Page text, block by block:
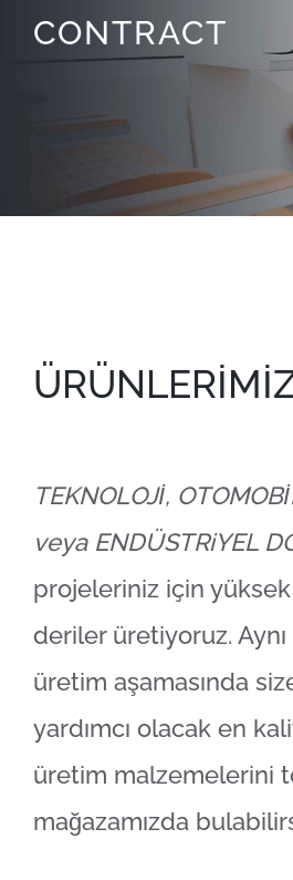
CONTRACT
TEKNOLOJİ,
veya ENDÜSTRiYEL
projeleriniz için
deriler üretiyoruz.
üretim aşamasında
yardımcı olacak en
üretim malzemelerini
mağazamızda